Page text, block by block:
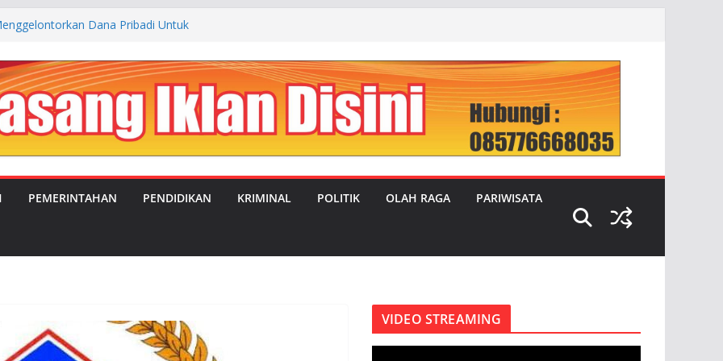
Dana Pribadi Untuk
BELI ANTARA OKNUM SATRES
LEBAK DENGAN TEMPAT REHABILITASI
MANDOR KILAP DUKUNG PENUH
DESA SATRIAJAYA PERIODE 2026–
Program MBG, Efektifkan Kantin
PEMERINTAHAN PENDIDIKAN KRIMINAL POLITIK OLAH RAGA PARIWISATA
VIDEO STREAMING